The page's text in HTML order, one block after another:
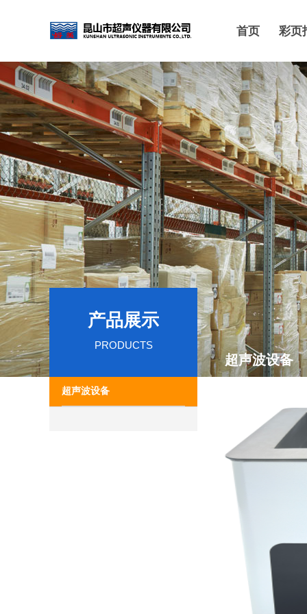
首页 彩页
产品展示
PRODUCTS
超声波设备
超声波设备